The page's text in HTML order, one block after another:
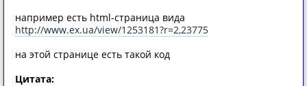
например есть html-страница вида
http://www.ex.ua/view/1253181?r=2,23775
на этой странице есть такой код
Цитата: